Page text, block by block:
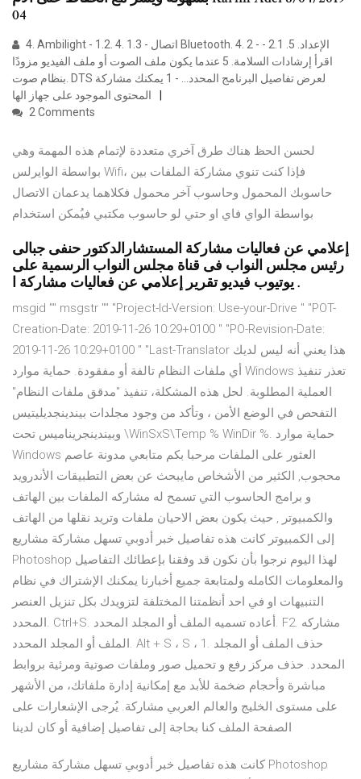
04
4. Ambilight - 1.2. 4. 1.3 - ﺍﺗﺼﺎﻝ Bluetooth. 4. 2 - ﺍﻹﻋﺪﺍﺩ. 5. 2.1 -
ﺍﻗﺮﺃ ﺇﺭﺷﺎﺩﺍﺕ ﺍﻟﺴﻼﻣﺔ. 5 ﻋﻨﺪﻣﺎ ﻳﻜﻮﻥ ﻣﻠﻒ ﺍﻟﺼﻮﺕ ﺃﻭ ﻣﻠﻒ ﺍﻟﻔﻴﺪﻳﻮ ﻣﺰﻭﺩًﺍ
ﺑﻨﻈﺎﻡ ﺻﻮﺕ. DTS ﻟﻌﺮﺽ ﺗﻔﺎﺻﻴﻞ ﺍﻟﺒﺮﻧﺎﻣﺞ ﺍﻟﻤﺤﺪﺩ… - 1 ﻳﻤﻜﻨﻚ ﻣﺸﺎﺭﻛﺔ
ﺍﻟﻤﺤﺘﻮﻯ ﺍﻟﻤﻮﺟﻮﺩ ﻋﻠﻰ ﺟﻬﺎﺯ ﺍﻟﻬﺎ
2 Comments
لحسن الحظ هناك طرق آخري متعددة لإتمام هذه المهمة وهي
بواسطة الوايرلس Wifi، فإذا كنت تنوي مشاركة الملفات بين
حاسوبك المحمول وحاسوب آخر محمول فكلاهما يدعمان الاتصال
بواسطة الواي فاي او حتي لو حاسوب مكتبي فيُمكن استخدام
إعلامي عن فعاليات مشاركة المستشارالدكتور حنفى جبالى
رئيس مجلس النواب فى قناة مجلس النواب الرسمية على
يوتيوب فيديو تقرير إعلامي عن فعاليات مشاركة ا .
msgid "" msgstr "" "Project-Id-Version: Use-your-Drive " "POT-
Creation-Date: 2019-11-26 10:29+0100 " "PO-Revision-Date:
2019-11-26 10:29+0100 " "Last-Translator هذا يعني أنه ليس لديك
أي ملفات النظام تالفة أو مفقودة. حماية موارد Windows تعذر تنفيذ
العملية المطلوبة. لحل هذه المشكلة، تنفيذ "مدقق ملفات النظام"
التفحص في الوضع الأمن ، وتأكد من وجود مجلدات بيندينجديليتيس
وبيندينجريناميس تحت \WinSxS\Temp % WinDir %. حماية موارد
Windows العثور على الملفات مرحبا بكم متابعي مدونة عاصم
محجوب, الكثير من الأشخاص مايبحث عن بعض التطبيقات الأندرويد
و برامج الحاسوب التي تسمح له مشاركه الملفات بين الهاتف
والكمبيوتر , حيث يكون بعض الاحيان ملفات وتريد نقلها من الهاتف
إلى الكمبيوتر كانت هذه تفاصيل خبر أدوبي تسهل مشاركة مشاريع
Photoshop لهذا اليوم نرجوا بأن نكون قد وفقنا بإعطائك التفاصيل
والمعلومات الكامله ولمتابعة جميع أخبارنا يمكنك الإشتراك في نظام
التنبيهات او في احد أنظمتنا المختلفة لتزويدك بكل تنزيل العنصر
المحدد. Ctrl+S. أعاده تسميه الملف أو المجلد المحدد. F2. مشاركه
الملف أو المجلد المحدد. Alt + S ، S ، 1. حذف الملف أو المجلد
المحدد. حذف مركز رفع و تحميل صور وملفات صوتية ومرئية بروابط
مباشرة وأحجام ضخمة للأبد مع إمكانية إدارة ملفاتك، من الأشهر
على مستوى الخليج والعالم العربي مشاركة. يُرجى الإشعارات على
الصفحة الملف كنا بحاجة إلى تفاصيل إضافية أو كان لدينا
كانت هذه تفاصيل خبر أدوبي تسهل مشاركة مشاريع Photoshop